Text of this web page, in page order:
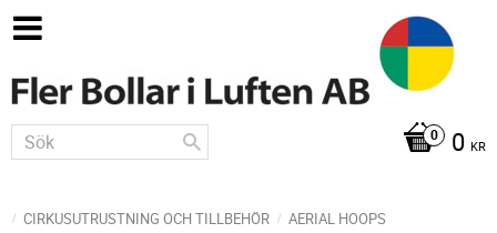
0 KR
CIRKUSUTRUSTNING OCH TILLBEHÖR AERIAL HOOPS